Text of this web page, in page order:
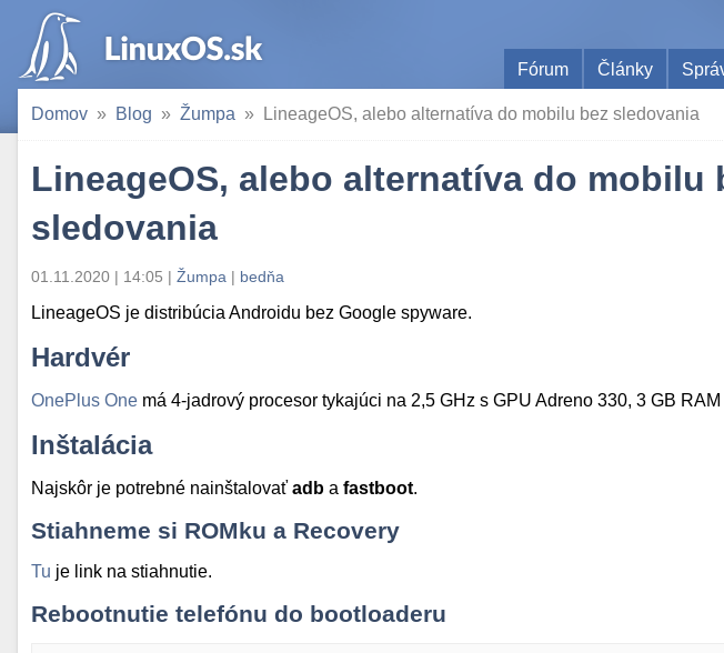
Fórum
Články
Domov Blog Žumpa LineageOS, alebo alternatíva do mobilu bez sledovania
LineageOS, alebo alternatíva do mobilu
sledovania
01.11.2020 | 14:05 | Žumpa | bedňa
LineageOS je distribúcia Androidu bez Google spyware.
Hardvér
OnePlus One má 4-jadrový procesor tykajúci na 2,5 GHz s GPU Adreno 330, 3 GB
Inštalácia
Najskôr je potrebné nainštalovať adb a fastboot.
Stiahneme si ROMku a Recovery
Tu je link na stiahnutie.
Rebootnutie telefónu do bootloaderu